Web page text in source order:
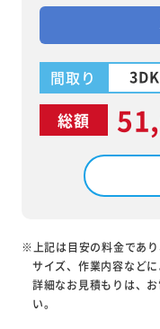
間取り 3DK
総額
※上記は目安の料金であり
サイズ、作業内容など
詳細なお見積もりは、
い。